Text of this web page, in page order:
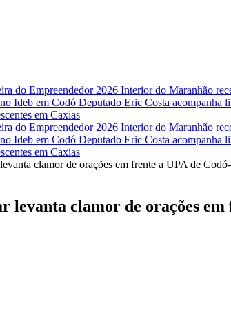
do Empreendedor 2026 Interior do Maranhão
Ideb em Codó Deputado Eric Costa acompanha
em Caxias
do Empreendedor 2026 Interior do Maranhão
Ideb em Codó Deputado Eric Costa acompanha
em Caxias
clamor de orações em frente a UPA de
levanta clamor de orações